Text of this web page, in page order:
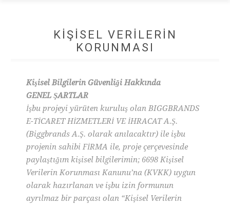
KIŞISEL VERILERIN
KORUNMASI
Kişisel Bilgilerin Güvenliği Hakkında
GENEL ŞARTLAR
İşbu projeyi yürüten kuruluş olan BIGGBRANDS
E-TİCARET HİZMETLERİ VE İHRACAT A.Ş.
(Biggbrands A.Ş. olarak anılacaktır) ile işbu
projenin sahibi FİRMA ile, proje çerçevesinde
paylaştığım kişisel bilgilerimin; 6698 Kişisel
Verilerin Korunması Kanunu’na (KVKK) uygun
olarak hazırlanan ve işbu izin formunun
ayrılmaz bir parçası olan “Kişisel Verilerin